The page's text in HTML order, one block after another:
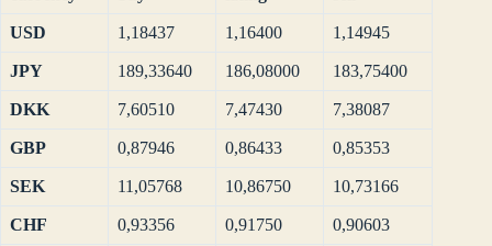
USD 1,18437 1,16400 1,14945
JPY 189,33640 186,08000 183,75400
DKK 7,60510 7,47430 7,38087
GBP 0,87946 0,86433 0,85353
SEK 11,05768 10,86750 10,73166
CHF 0,93356 0,91750 0,90603